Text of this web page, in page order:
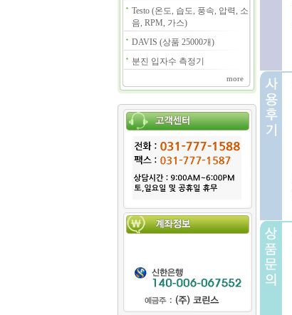
Testo (온도, 습도, 풍속, 압력, 소
음, RPM, 가스)
DAVIS (상품 25000개)
분진 입자수 측정기
more